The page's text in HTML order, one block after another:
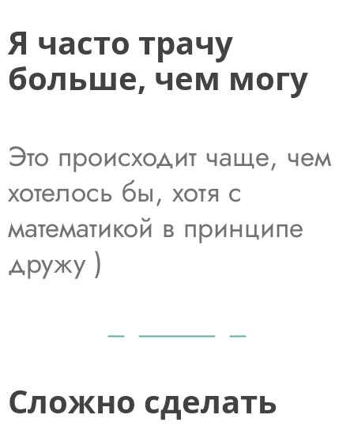
Я часто трачу
больше, чем могу
Это происходит чаще, чем
хотелось бы, хотя с
математикой в принципе
дружу )
Сложно сделать